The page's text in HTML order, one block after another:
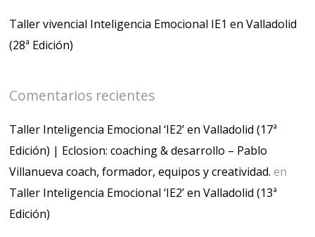
Taller vivencial Inteligencia Emocional IE1 en Valladolid
(28ª Edición)
Comentarios recientes
Taller Inteligencia Emocional ‘IE2’ en Valladolid (17ª
Edición) | Eclosion: coaching & desarrollo – Pablo
Villanueva coach, formador, equipos y creatividad. en
Taller Inteligencia Emocional ‘IE2’ en Valladolid (13ª
Edición)